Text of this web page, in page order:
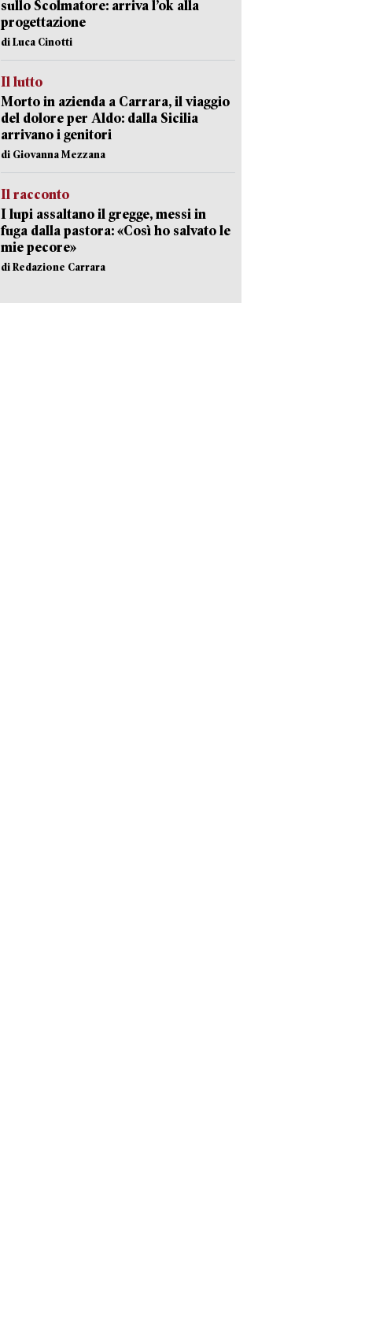
sullo Scolmatore: arriva l’ok alla
progettazione
di Luca Cinotti
Il lutto
Morto in azienda a Carrara, il viaggio
del dolore per Aldo: dalla Sicilia
arrivano i genitori
di Giovanna Mezzana
Il racconto
I lupi assaltano il gregge, messi in
fuga dalla pastora: «Così ho salvato le
mie pecore»
di Redazione Carrara